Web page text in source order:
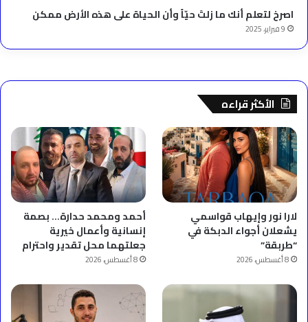
‫اصرخ لتعلم أنك ما زلتَ حيّاً وأن الحياة على هذه الأرض ممكن
9 فبراير، 2025
الأكثر قراءه
لارا نور وإيهاب قواسمي
يشعلان أجواء الدبكة في
“طربقة”
8 أغسطس، 2026
أحمد ومحمد حدارة… بصمة
إنسانية وأعمال خيرية
جعلتهما محل تقدير واحترام
8 أغسطس، 2026